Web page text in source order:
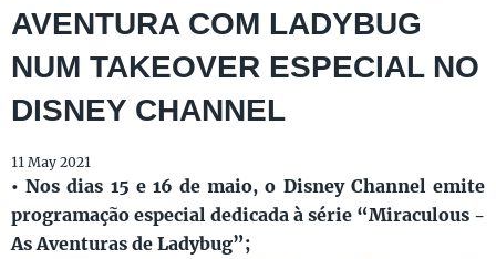
AVENTURA COM LADYBUG
NUM TAKEOVER ESPECIAL NO
DISNEY CHANNEL
11 May 2021
• Nos dias 15 e 16 de maio, o Disney Channel emite
programação especial dedicada à série “Miraculous -
As Aventuras de Ladybug”;